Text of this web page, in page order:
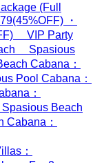
(Full
・
VIP Party
Spasious
Cabana：
Pool Cabana：
：
Beach
：
：